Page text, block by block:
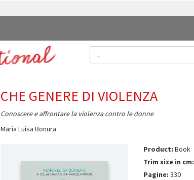
CHE GENERE DI VIOLENZA
Conoscere e affrontare la violenza contro le donne
Maria Luisa Bonura
Product: Book
Trim size in cm:
Pagine: 330